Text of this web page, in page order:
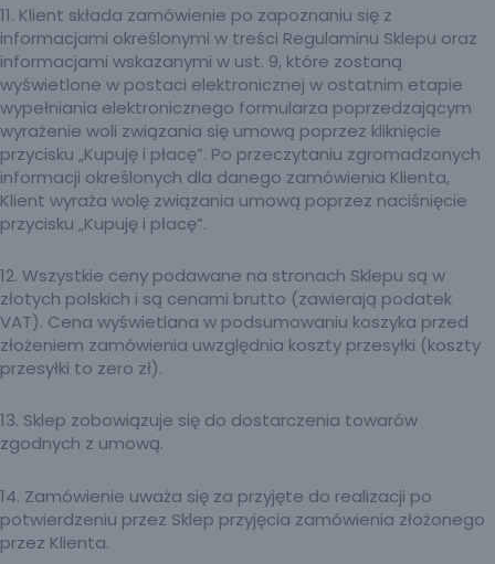
11. Klient składa zamówienie po zapoznaniu się z
informacjami określonymi w treści Regulaminu Sklepu oraz
informacjami wskazanymi w ust. 9, które zostaną
wyświetlone w postaci elektronicznej w ostatnim etapie
wypełniania elektronicznego formularza poprzedzającym
wyrażenie woli związania się umową poprzez kliknięcie
przycisku „Kupuję i płacę”. Po przeczytaniu zgromadzonych
informacji określonych dla danego zamówienia Klienta,
Klient wyraża wolę związania umową poprzez naciśnięcie
przycisku „Kupuję i płacę”.
12. Wszystkie ceny podawane na stronach Sklepu są w
złotych polskich i są cenami brutto (zawierają podatek
VAT). Cena wyświetlana w podsumowaniu koszyka przed
złożeniem zamówienia uwzględnia koszty przesyłki (koszty
przesyłki to zero zł).
13. Sklep zobowiązuje się do dostarczenia towarów
zgodnych z umową.
14. Zamówienie uważa się za przyjęte do realizacji po
potwierdzeniu przez Sklep przyjęcia zamówienia złożonego
przez Klienta.